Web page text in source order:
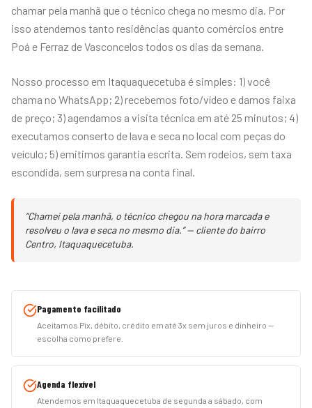
chamar pela manhã que o técnico chega no mesmo dia. Por
isso atendemos tanto residências quanto comércios entre
Poá e Ferraz de Vasconcelos todos os dias da semana.
Nosso processo em Itaquaquecetuba é simples: 1) você
chama no WhatsApp; 2) recebemos foto/vídeo e damos faixa
de preço; 3) agendamos a visita técnica em até 25 minutos; 4)
executamos conserto de lava e seca no local com peças do
veículo; 5) emitimos garantia escrita. Sem rodeios, sem taxa
escondida, sem surpresa na conta final.
“Chamei pela manhã, o técnico chegou na hora marcada e
resolveu o lava e seca no mesmo dia.” — cliente do bairro
Centro, Itaquaquecetuba.
Pagamento facilitado
Aceitamos Pix, débito, crédito em até 3x sem juros e dinheiro —
escolha como prefere.
Agenda flexível
Atendemos em Itaquaquecetuba de segunda a sábado, com